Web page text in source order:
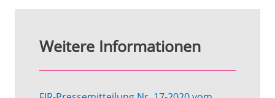
Weitere Informationen